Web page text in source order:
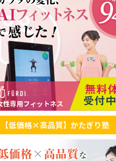
【低価格×高品質】かたぎり塾